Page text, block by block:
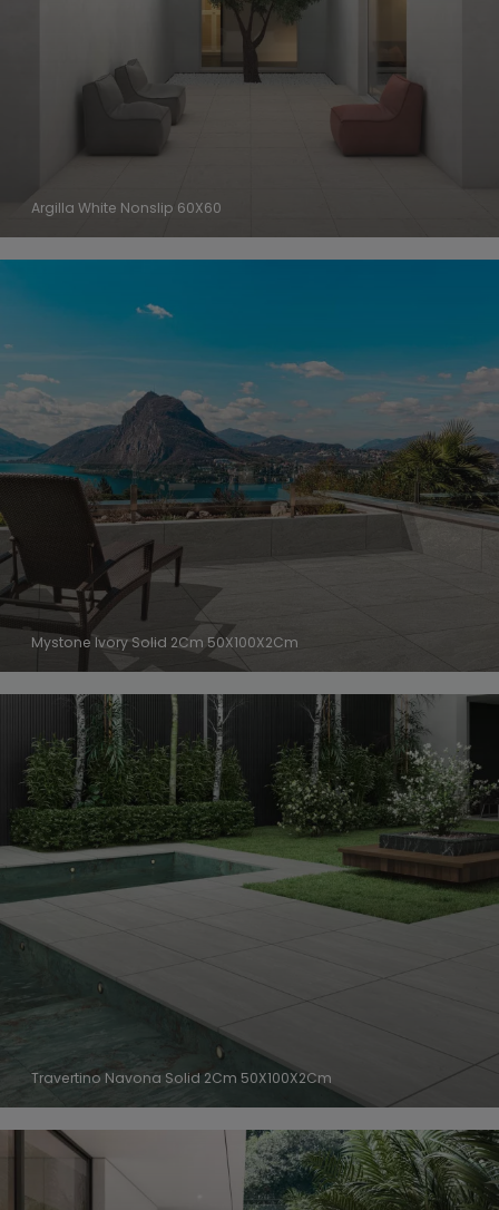
Argilla White Nonslip 60X60
Mystone Ivory Solid 2Cm 50X100X2Cm
Travertino Navona Solid 2Cm 50X100X2Cm